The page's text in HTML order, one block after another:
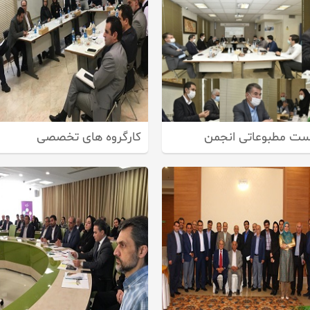
مطبوعاتی انجمن کارگروه های تخصصی